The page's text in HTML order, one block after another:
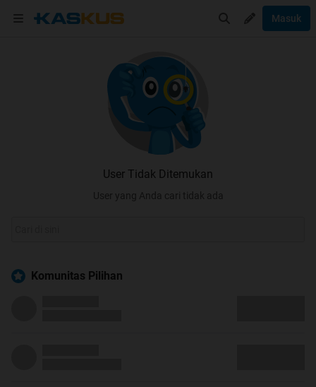
Masuk
User Tidak Ditemukan
User yang Anda cari tidak ada
Komunitas Pilihan